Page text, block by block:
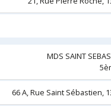
MDS SAINT
66 A, Rue Saint Sébastien,